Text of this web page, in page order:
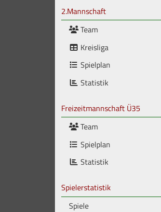
2.Mannschaft
Team
Kreisliga
Spielplan
Statistik
Freizeitmannschaft Ü35
Team
Spielplan
Statistik
Spielerstatistik
Spiele